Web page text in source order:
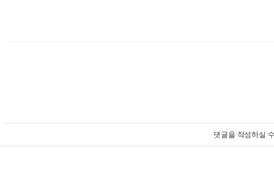
댓글을 작성하실